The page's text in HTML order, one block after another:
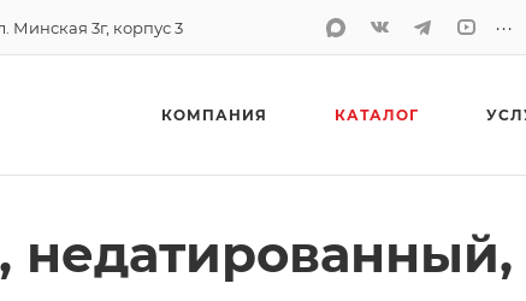
Минская 3г, корпус 3 ...
КОМПАНИЯ КАТАЛОГ